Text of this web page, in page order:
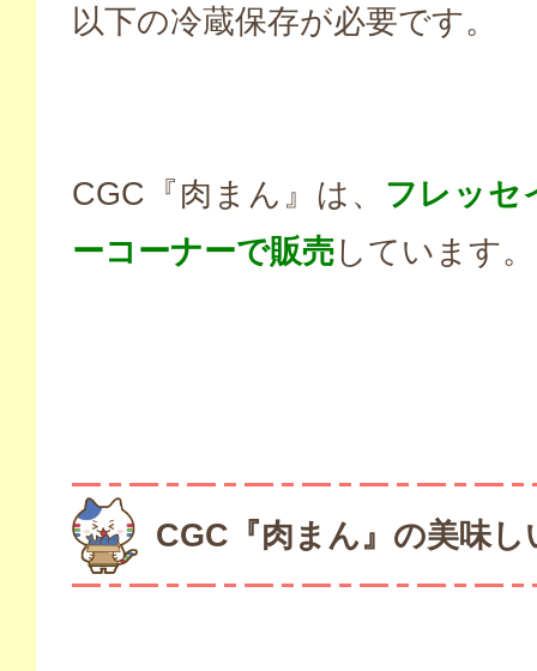
以下の冷蔵保存が必要です。
CGC『肉まん』は、 フレッセ
ーコーナーで販売しています。
CGC『肉まん』の美味し